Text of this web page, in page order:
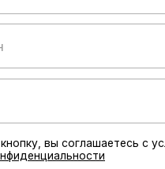
вы соглашаетесь с